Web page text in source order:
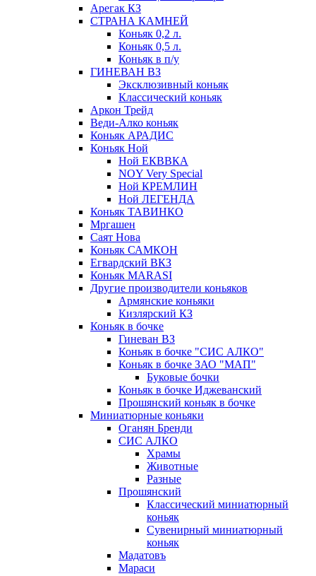
Арегак КЗ
СТРАНА КАМНЕЙ
Коньяк 0,2 л.
Коньяк 0,5 л.
Коньяк в п/у
ГИНЕВАН ВЗ
Эксклюзивный коньяк
Классический коньяк
Аркон Трейд
Веди-Алко коньяк
Коньяк АРАДИС
Коньяк Ной
Ной ЕКВВКА
NOY Very Special
Ной КРЕМЛИН
Ной ЛЕГЕНДА
Коньяк ТАВИНКО
Мргашен
Саят Нова
Коньяк САМКОН
Егвардский ВКЗ
Коньяк MARASI
Другие производители коньяков
Армянские коньяки
Кизлярский КЗ
Коньяк в бочке
Гиневан ВЗ
Коньяк в бочке "СИС АЛКО"
Коньяк в бочке ЗАО "МАП"
Буковые бочки
Коньяк в бочке Иджеванский
Прошянский коньяк в бочке
Миниатюрные коньяки
Оганян Бренди
СИС АЛКО
Храмы
Животные
Разные
Прошянский
Классический миниатюрный
коньяк
Сувенирный миниатюрный
коньяк
Мадатовъ
Мараси